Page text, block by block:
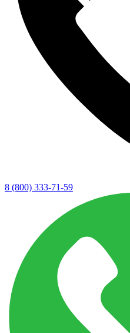
8 (800) 333-71-59